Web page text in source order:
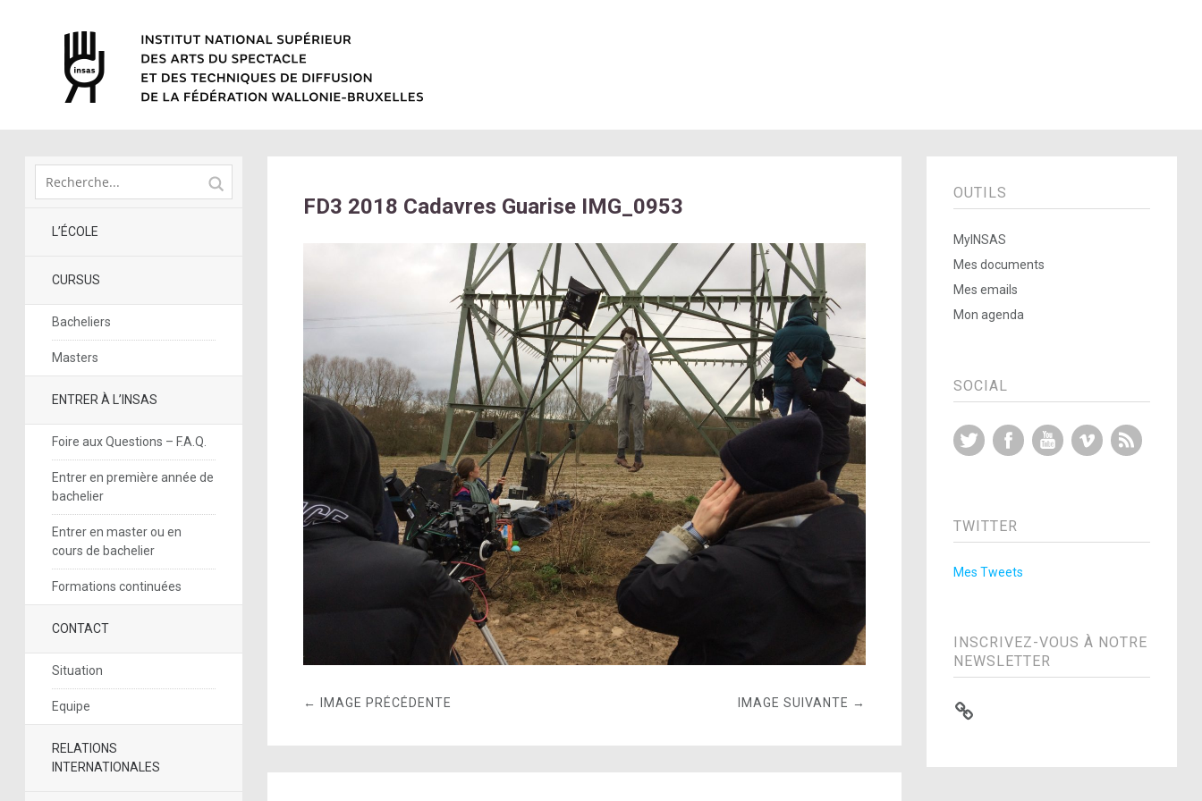
L’ÉCOLE
CURSUS
Bacheliers
Masters
ENTRER À L’INSAS
Foire aux Questions – F.A.Q.
Entrer en première année de
bachelier
Entrer en master ou en
cours de bachelier
Formations continuées
CONTACT
Situation
Equipe
RELATIONS
INTERNATIONALES
FD3 2018 Cadavres Guarise IMG_0953
← IMAGE PRÉCÉDENTE IMAGE SUIVANTE →
OUTILS
MyINSAS
Mes documents
Mes emails
Mon agenda
SOCIAL
Twitter FacebookYouTubeVimeo
TWITTER
Mes Tweets
INSCRIVEZ-VOUS À NOTRE
NEWSLETTER